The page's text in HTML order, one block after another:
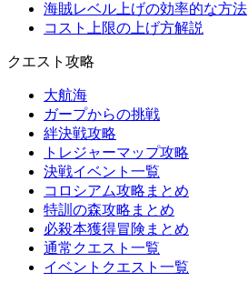
海賊レベル上げの効率的な方法
コスト上限の上げ方解説
クエスト攻略
大航海
ガープからの挑戦
絆決戦攻略
トレジャーマップ攻略
決戦イベント一覧
コロシアム攻略まとめ
特訓の森攻略まとめ
必殺本獲得冒険まとめ
通常クエスト一覧
イベントクエスト一覧